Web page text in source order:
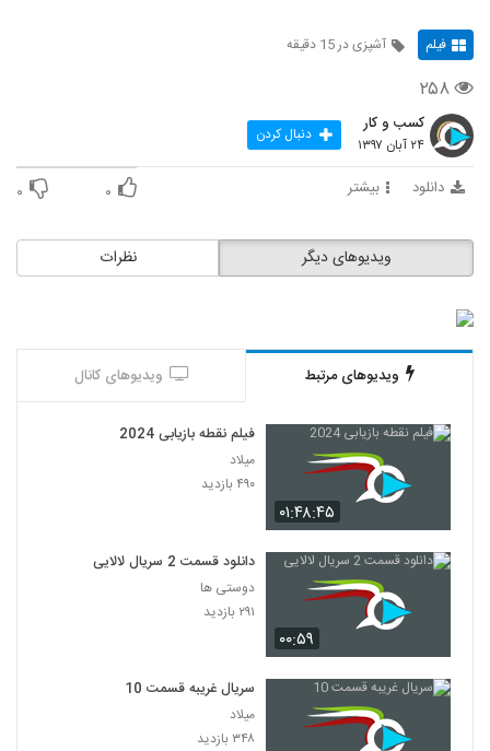
فیلم آشپزی در 15 دقیقه
۲۵۸
کسب و کار
۲۴ آبان ۱۳۹۷ دنبال کردن
دانلود بیشتر ۰ ۰
نظرات ویدیوهای دیگر
ویدیوهای مرتبط ویدیوهای کانال
۰۱:۴۸:۴۵
فیلم نقطه بازیابی 2024
میلاد
۴۹۰ بازدید
۰۰:۵۹
دانلود قسمت 2 سریال لالایی
دوستی ها
۲۹۱ بازدید
سریال غریبه قسمت 10
میلاد
۳۴۸ بازدید